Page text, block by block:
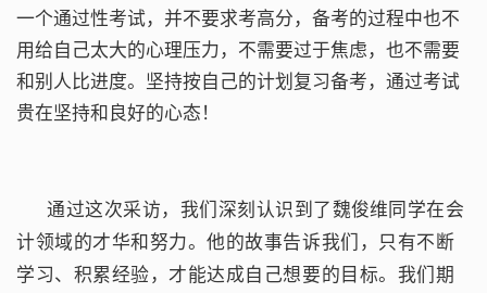
一个通过性考试，并不要求考高分，备考的过程中也不
用给自己太大的心理压力，不需要过于焦虑，也不需要
和别人比进度。坚持按自己的计划复习备考，通过考试
贵在坚持和良好的心态！
通过这次采访，我们深刻认识到了魏俊维同学在会
计领域的才华和努力。他的故事告诉我们，只有不断
学习、积累经验，才能达成自己想要的目标。我们期